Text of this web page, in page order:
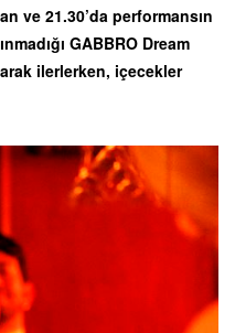
ve 21.30’da performansın
GABBRO Dream
ilerlerken, içecekler